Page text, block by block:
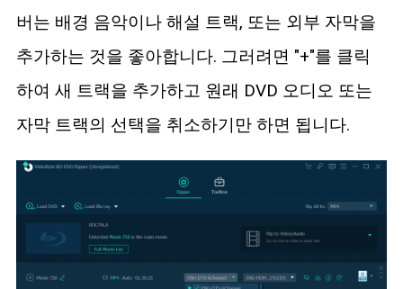
버는 배경 음악이나 해설 트랙, 또는 외부 자막을
추가하는 것을 좋아합니다. 그러려면 "+"를 클릭
하여 새 트랙을 추가하고 원래 DVD 오디오 또는
자막 트랙의 선택을 취소하기만 하면 됩니다.